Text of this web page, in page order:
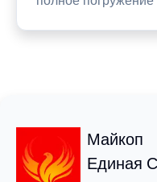
Майкоп
Единая